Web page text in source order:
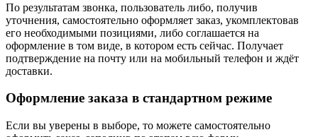
По результатам звонка, пользователь либо, получив
уточнения, самостоятельно оформляет заказ, укомплектовав
его необходимыми позициями, либо соглашается на
оформление в том виде, в котором есть сейчас. Получает
подтверждение на почту или на мобильный телефон и ждёт
доставки.
Оформление заказа в стандартном режиме
Если вы уверены в выборе, то можете самостоятельно